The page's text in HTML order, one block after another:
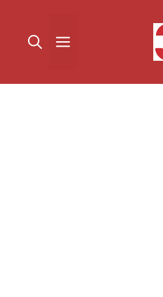
القائمة